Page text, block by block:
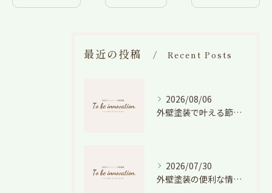
最近の投稿 Recent Posts
2026/08/06
外壁塗装で叶える節電効果と愛知県の相場や色選びのポイントを徹底解説
2026/07/30
外壁塗装の便利な情報と失敗しない色や費用判断のコツを徹底解説